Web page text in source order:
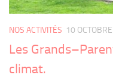
NOS ACTIVITÉS 10
Les
climat.